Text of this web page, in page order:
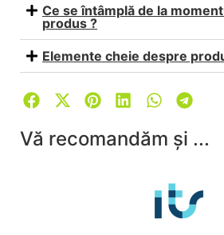
Ce se întâmplă de la
produs ?
Elemente cheie despre
Vă recomandăm și ...